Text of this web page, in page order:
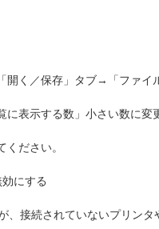
開く／保存」タブ→「ファイ
表示する数」小さい数に変
ください。
にする
、接続されていないプリンタ